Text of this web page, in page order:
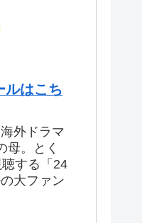
ルはこち
外ドラマ
母。とく
する「24
大ファン